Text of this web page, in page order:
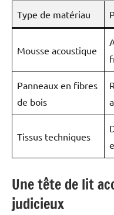
Type de matériau
Mousse acoustique
Panneaux en fibres
de bois
Tissus techniques
Une tête de lit
judicieux